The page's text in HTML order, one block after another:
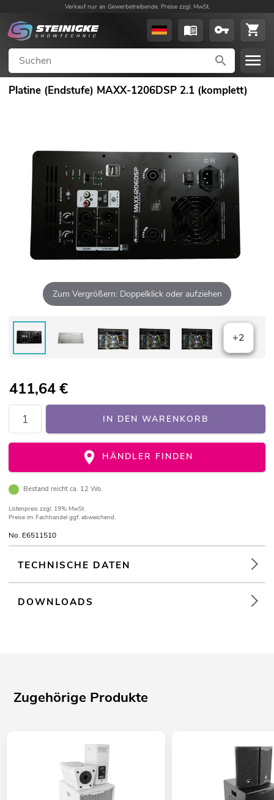
Verkauf nur an Gewerbetreibende. Preise zzgl. MwSt.
Platine (Endstufe) MAXX-1206DSP 2.1 (komplett)
Zum Vergrößern: Doppelklick oder aufziehen
+2
411,64€
IN DEN WARENKORB
HÄNDLER FINDEN
Bestand reicht ca. 12 Wo.
Listenpreis zzgl. 19% MwSt.
Preise im Fachhandel ggf. abweichend.
No. E6511510
TECHNISCHE DATEN
DOWNLOADS
Zugehörige Produkte